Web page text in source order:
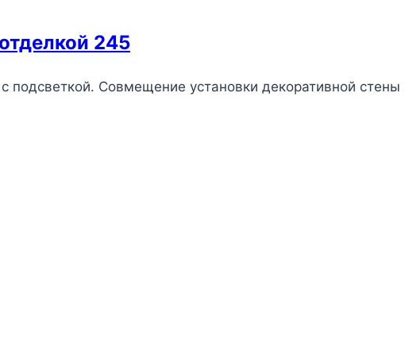
245
подсветкой. Совмещение установки декоративной стены